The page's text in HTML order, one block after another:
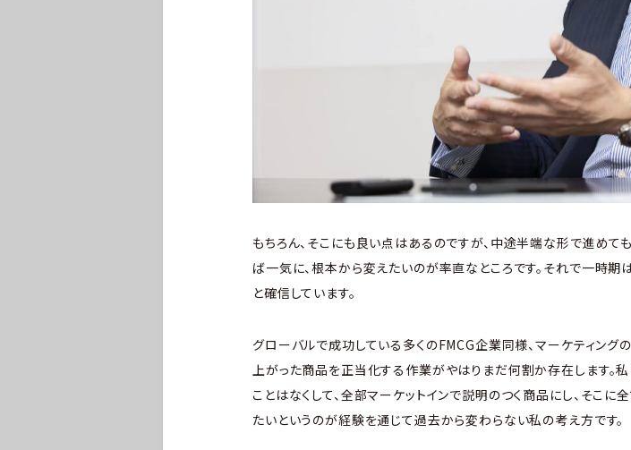
もちろん、そこにも良い点はあるのですが、中途半端な形で進めて
ば一気に、根本から変えたいのが率直なところです。それで一時期
と確信しています。
グローバルで成功している多くのFMCG企業同様、マーケティング
上がった商品を正当化する作業がやはりまだ何割か存在します。
ことはなくして、全部マーケットインで説明のつく商品にし、そこ
たいというのが経験を通じて過去から変わらない私の考え方です。